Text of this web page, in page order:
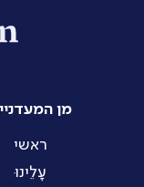
מן
ראשי
עָלֵינוּ